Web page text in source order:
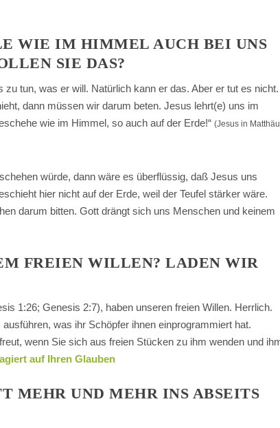
WIE IM HIMMEL AUCH BEI UNS A
SIE DAS?
tun, was er will. Natürlich kann er das. Aber er tut es nicht.
dann müssen wir darum beten. Jesus lehrt(e) uns im
wie im Himmel, so auch auf der Erde!“ (Jesus in
würde, dann wäre es überflüssig, daß Jesus uns
hier nicht auf der Erde, weil der Teufel stärker wäre.
darum bitten. Gott drängt sich uns Menschen und keinem
FREIEN WILLEN? LADEN WIR
1:26; Genesis 2:7), haben unseren freien Willen. Herrlich.
was ihr Schöpfer ihnen einprogrammiert hat.
wenn Sie sich aus freien Stücken zu ihm wenden und
auf Ihren Glauben
MEHR UND MEHR INS ABSEITS